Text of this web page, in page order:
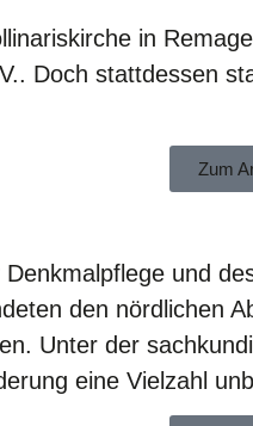
in
Doch stattdessen
Zum
und
den nördlichen
Unter der
eine Vielzahl